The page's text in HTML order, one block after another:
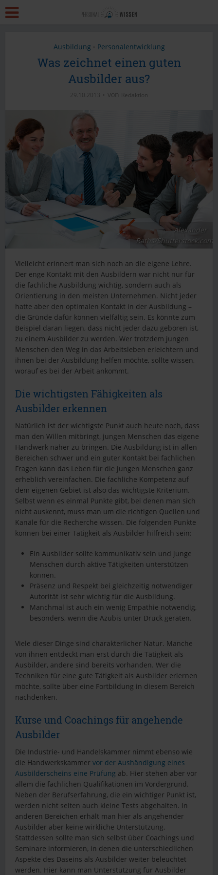
Ausbildung • Personalentwicklung
Was zeichnet einen guten
Ausbilder aus?
29.10.2013 von Redaktion
Alexander
Raths/Shutterstock.com
Vielleicht erinnert man sich noch an die eigene Lehre.
Der enge Kontakt mit den Ausbildern war nicht nur für
die fachliche Ausbildung wichtig, sondern auch als
Orientierung in den meisten Unternehmen. Nicht jeder
hatte aber den optimalen Kontakt in der Ausbildung –
die Gründe dafür können vielfältig sein. Es könnte zum
Beispiel daran liegen, dass nicht jeder dazu geboren ist,
zu einem Ausbilder zu werden. Wer trotzdem jungen
Menschen den Weg in das Arbeitsleben erleichtern und
ihnen bei der Ausbildung helfen möchte, sollte wissen,
worauf es bei der Arbeit ankommt.
Die wichtigsten Fähigkeiten als
Ausbilder erkennen
Natürlich ist der wichtigste Punkt auch heute noch, dass
man den Willen mitbringt, jungen Menschen das eigene
Handwerk näher zu bringen. Die Ausbildung ist in allen
Bereichen schwer und ein guter Kontakt bei fachlichen
Fragen kann das Leben für die jungen Menschen ganz
erheblich vereinfachen. Die fachliche Kompetenz auf
dem eigenen Gebiet ist also das wichtigste Kriterium.
Selbst wenn es einmal Punkte gibt, bei denen man sich
nicht auskennt, muss man um die richtigen Quellen und
Kanäle für die Recherche wissen. Die folgenden Punkte
können bei einer Tätigkeit als Ausbilder hilfreich sein:
Ein Ausbilder sollte kommunikativ sein und junge
Menschen durch aktive Tätigkeiten unterstützen
können.
Präsenz und Respekt bei gleichzeitig notwendiger
Autorität ist sehr wichtig für die Ausbildung.
Manchmal ist auch ein wenig Empathie notwendig,
besonders, wenn die Azubis unter Druck geraten.
Viele dieser Dinge sind charakterlicher Natur. Manche
von ihnen entdeckt man erst durch die Tätigkeit als
Ausbilder, andere sind bereits vorhanden. Wer die
Techniken für eine gute Tätigkeit als Ausbilder erlernen
möchte, sollte über eine Fortbildung in diesem Bereich
nachdenken.
Kurse und Coachings für angehende
Ausbilder
Die Industrie- und Handelskammer nimmt ebenso wie
die Handwerkskammervor der Aushändigung eines
Ausbilderscheins eine Prüfung ab. Hier stehen aber vor
allem die fachlichen Qualifikationen im Vordergrund.
Neben der Berufserfahrung, die ein wichtiger Punkt ist,
werden nicht selten auch kleine Tests abgehalten. In
anderen Bereichen erhält man hier als angehender
Ausbilder aber keine wirkliche Unterstützung.
Stattdessen sollte man sich selbst über Coachings und
Seminare informieren, in denen die unterschiedlichen
Aspekte des Daseins als Ausbilder weiter beleuchtet
werden. Hier kann man Unterstützung für Ausbilder